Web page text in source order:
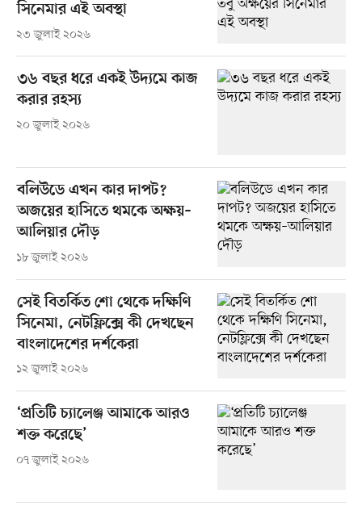
সিনেমার এই অবস্থা
২৩ জুলাই ২০২৬
৩৬ বছর ধরে একই উদ্যমে কাজ
করার রহস্য
২০ জুলাই ২০২৬
বলিউডে এখন কার দাপট?
অজয়ের হাসিতে থমকে অক্ষয়–
আলিয়ার দৌড়
১৮ জুলাই ২০২৬
সেই বিতর্কিত শো থেকে দক্ষিণি
সিনেমা, নেটফ্লিক্সে কী দেখছেন
বাংলাদেশের দর্শকেরা
১২ জুলাই ২০২৬
‘প্রতিটি চ্যালেঞ্জ আমাকে আরও
শক্ত করেছে’
০৭ জুলাই ২০২৬